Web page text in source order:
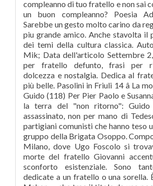
compleanno di tuo fratello e non sai
un buon compleanno? Poesia
Sarebbe un gesto molto carino da
piu grande amico. Anche stavolta il
dei temi della cultura classica.
Mik; Data dell'articolo Settembre
per fratello defunto, frasi per
dolcezza e nostalgia. Dedica al
più belle. Pasolini in Friuli 14 â La
Guido (118) Per Pier Paolo e
la terra del "non ritorno":
assassinato, non per mano di
partigiani comunisti che hanno teso
gruppo della Brigata Osoppo.
Milano, dove Ugo Foscolo si
morte del fratello Giovanni
sconforto esistenziale. Sono
dedicate a un fratello o una sorella.